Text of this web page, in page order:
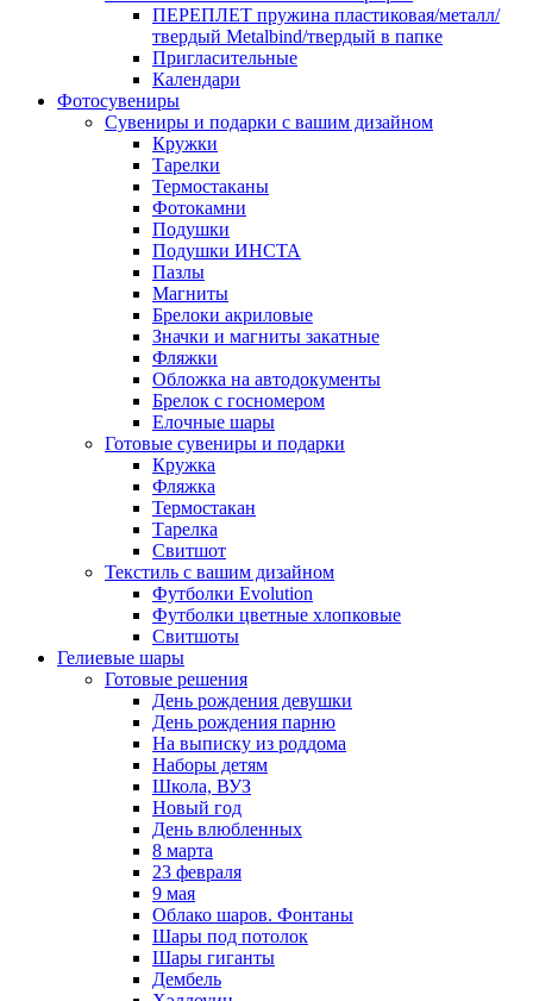
ПЕРЕПЛЕТ пружина пластиковая/металл/
твердый Metalbind/твердый в папке
Пригласительные
Календари
Фотосувениры
Сувениры и подарки с вашим дизайном
Кружки
Тарелки
Термостаканы
Фотокамни
Подушки
Подушки ИНСТА
Пазлы
Магниты
Брелоки акриловые
Значки и магниты закатные
Фляжки
Обложка на автодокументы
Брелок с госномером
Елочные шары
Готовые сувениры и подарки
Кружка
Фляжка
Термостакан
Тарелка
Свитшот
Текстиль с вашим дизайном
Футболки Evolution
Футболки цветные хлопковые
Свитшоты
Гелиевые шары
Готовые решения
День рождения девушки
День рождения парню
На выписку из роддома
Наборы детям
Школа, ВУЗ
Новый год
День влюбленных
8 марта
23 февраля
9 мая
Облако шаров. Фонтаны
Шары под потолок
Шары гиганты
Дембель